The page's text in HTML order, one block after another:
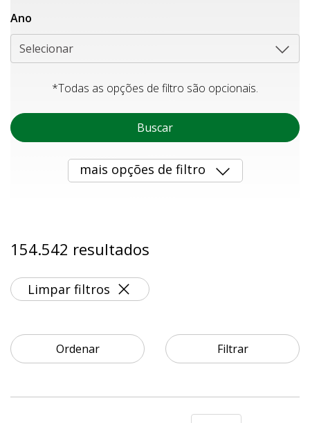
Ano
Selecionar
*Todas as opções de filtro são opcionais.
Buscar
mais opções de filtro
154.542 resultados
Limpar filtros
Ordenar Filtrar